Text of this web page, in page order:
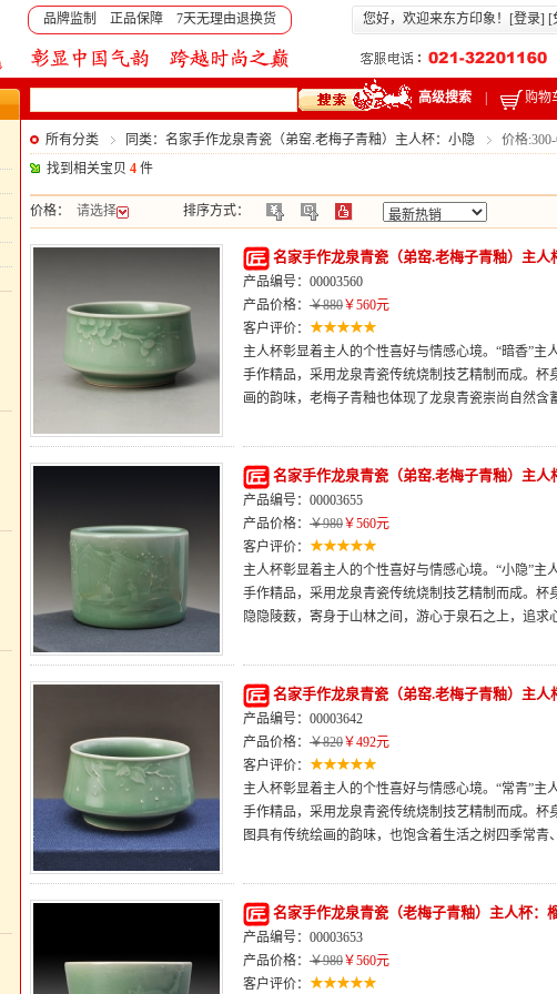
品牌监制 正品保障 7天无理由退换货 您好，欢迎来东方印象！[登录] [
高级搜索 购物
所有分类 同类：名家手作龙泉青瓷（弟窑.老梅子青釉）主人杯：小隐
价格
找到相关宝贝 4 件
价格： 请选择 排序方式：
名家手作龙泉青瓷（弟窑.老梅子青釉）主人
产品编号：00003560
产品价格： ￥880￥560元
客户评价：
主人杯彰显着主人的个性喜好与情感心境。“暗香”
手作精品，采用龙泉青瓷传统烧制技艺精制而成。
画的韵味，老梅子青釉也体现了龙泉青瓷崇尚自然含
名家手作龙泉青瓷（弟窑.老梅子青釉）主人
产品编号：00003655
产品价格： ￥980￥560元
客户评价：
主人杯彰显着主人的个性喜好与情感心境。“小隐”
手作精品，采用龙泉青瓷传统烧制技艺精制而成。
隐隐陵薮，寄身于山林之间，游心于泉石之上，追求
名家手作龙泉青瓷（弟窑.老梅子青釉）主人
产品编号：00003642
产品价格： ￥820￥492元
客户评价：
主人杯彰显着主人的个性喜好与情感心境。“常青”
手作精品，采用龙泉青瓷传统烧制技艺精制而成。
图具有传统绘画的韵味，也饱含着生活之树四季常青
名家手作龙泉青瓷（老梅子青釉）主人杯：
产品编号：00003653
产品价格： ￥980￥560元
客户评价：